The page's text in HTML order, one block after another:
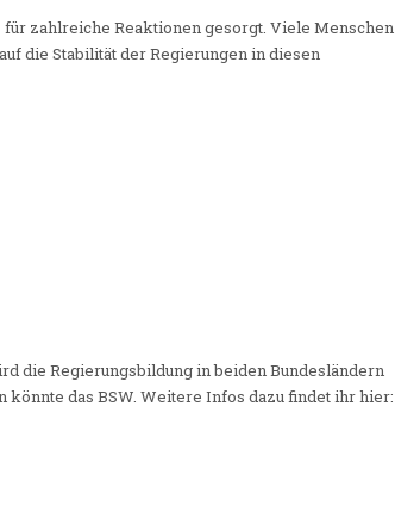
zahlreiche Reaktionen gesorgt. Viele Menschen
die Stabilität der Regierungen in diesen
die Regierungsbildung in beiden Bundesländern
das BSW. Weitere Infos dazu findet ihr hier: